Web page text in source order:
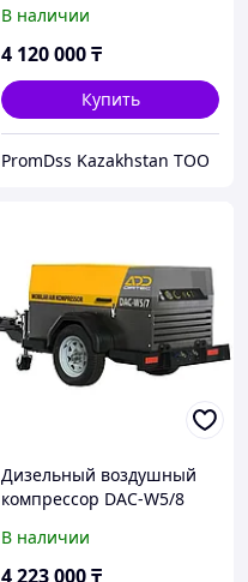
(Макс. давление 7 bar, 3,5
m3/min, 36,8 кВт)
В наличии
4 120 000₸
Купить
PromDss Kazakhstan TOO
Дизельный воздушный
компрессор DAС-W5/8
5,2 m3/min, 36,8 кВт)
В наличии
4 223 000₸